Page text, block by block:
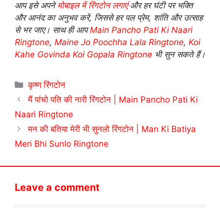
आप इसे अपनेमोबाइल में रिंगटोन लगाएंऔर हर घंटी पर भक्ति
और आनंद का अनुभव करें, जिससे हर पल प्रेम, शांति और उत्साह
से भर जाए। साथ ही आपMain Pancho Pati Ki Naari
Ringtone, Maine Jo Poochha Lala Ringtone, Koi
Kahe Govinda Koi Gopala Ringtone भी सुन सकते हैं।
Categories
कृष्ण रिंगटोन
मैं पांचो पति की नारी रिंगटोन | Main Pancho Pati Ki
Naari Ringtone
मन की बतिया मेरी भी सुनलो रिंगटोन | Man Ki Batiya
Meri Bhi Sunlo Ringtone
Leave a comment